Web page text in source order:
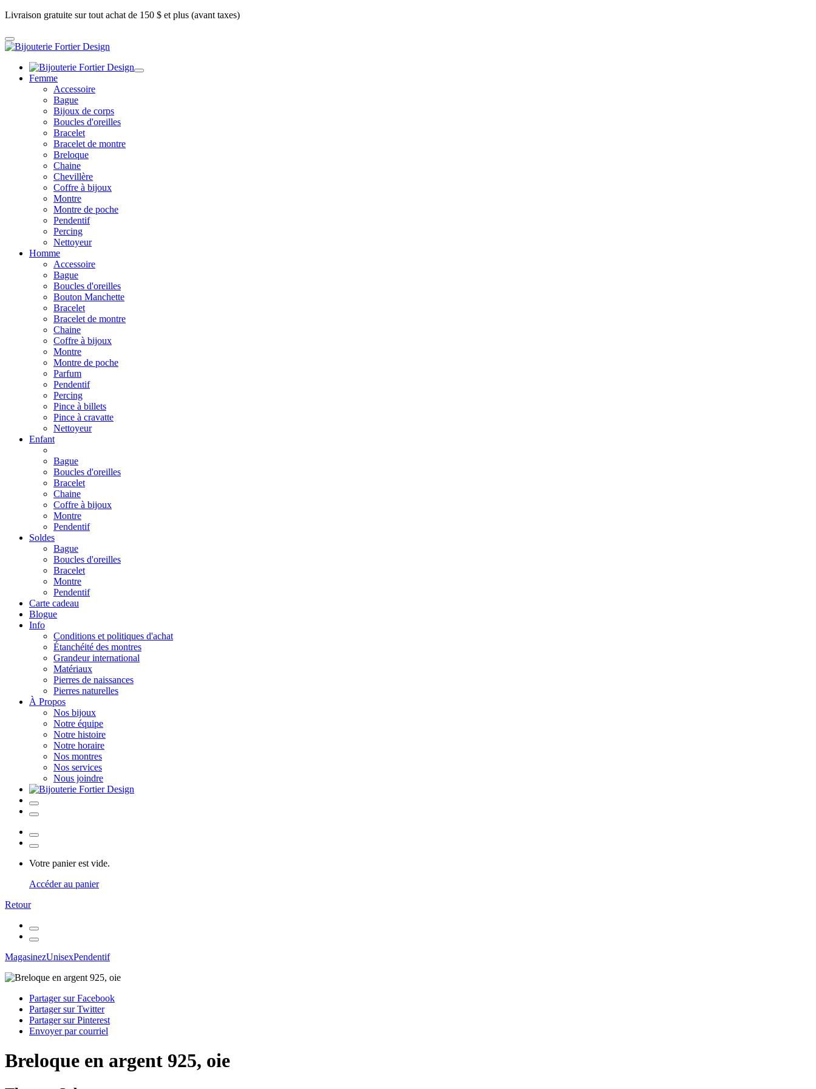
Livraison gratuite sur tout achat de 150 $ et plus (avant taxes)
Femme
Accessoire
Bague
Bijoux de corps
Boucles d'oreilles
Bracelet
Bracelet de montre
Breloque
Chaine
Chevillère
Coffre à bijoux
Montre
Montre de poche
Pendentif
Percing
Nettoyeur
Homme
Accessoire
Bague
Boucles d'oreilles
Bouton Manchette
Bracelet
Bracelet de montre
Chaine
Coffre à bijoux
Montre
Montre de poche
Parfum
Pendentif
Percing
Pince à billets
Pince à cravatte
Nettoyeur
Enfant
Bague
Boucles d'oreilles
Bracelet
Chaine
Coffre à bijoux
Montre
Pendentif
Soldes
Bague
Boucles d'oreilles
Bracelet
Montre
Pendentif
Carte cadeau
Blogue
Info
Conditions et politiques d'achat
Étanchéité des montres
Grandeur international
Matériaux
Pierres de naissances
Pierres naturelles
À Propos
Nos bijoux
Notre équipe
Notre histoire
Notre horaire
Nos montres
Nos services
Nous joindre
Votre panier est vide.
Accéder au panier
Retour
MagasinezUnisexPendentif
Partager sur Facebook
Partager sur Twitter
Partager sur Pinterest
Envoyer par courriel
Breloque en argent 925, oie